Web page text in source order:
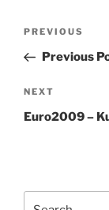
Previous
Post
PREVIOUS
Previous
Next
Post
NEXT
Euro2009 –